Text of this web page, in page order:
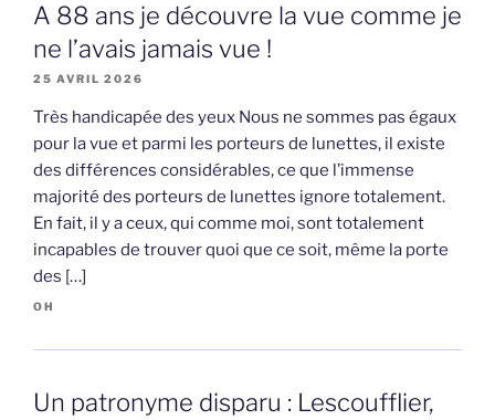
A 88 ans je découvre la vue comme je
ne l’avais jamais vue !
25 AVRIL 2026
Très handicapée des yeux Nous ne sommes pas égaux
pour la vue et parmi les porteurs de lunettes, il existe
des différences considérables, ce que l’immense
majorité des porteurs de lunettes ignore totalement.
En fait, il y a ceux, qui comme moi, sont totalement
incapables de trouver quoi que ce soit, même la porte
des […]
OH
Un patronyme disparu : Lescoufflier,